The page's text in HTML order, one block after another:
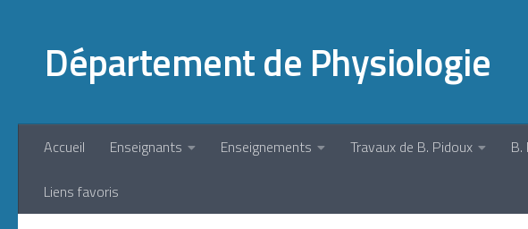
Département de Physiologie
Accueil Enseignants Enseignements Travaux de B. Pidoux B.
Liens favoris